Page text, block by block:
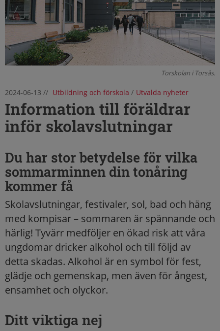
Torskolan i Torsås.
2024-06-13 // Utbildning och förskola / Utvalda nyheter
Information till föräldrar
inför skolavslutningar
Du har stor betydelse för vilka
sommarminnen din tonåring
kommer få
Skolavslutningar, festivaler, sol, bad och häng
med kompisar – sommaren är spännande och
härlig! Tyvärr medföljer en ökad risk att våra
ungdomar dricker alkohol och till följd av
detta skadas. Alkohol är en symbol för fest,
glädje och gemenskap, men även för ångest,
ensamhet och olyckor.
Ditt viktiga nej